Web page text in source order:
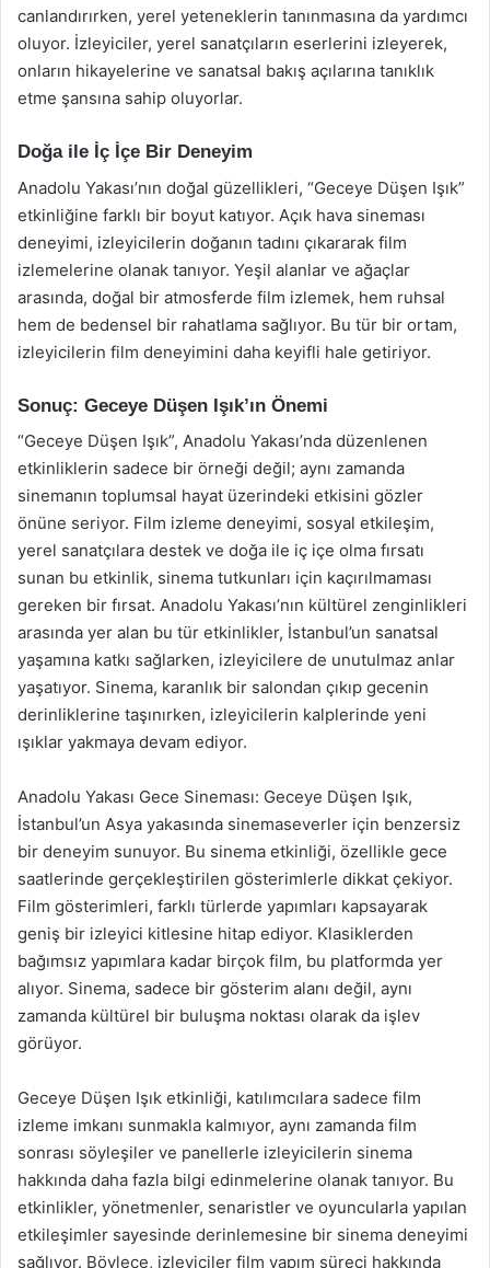
canlandırırken, yerel yeteneklerin tanınmasına da yardımcı
oluyor. İzleyiciler, yerel sanatçıların eserlerini izleyerek,
onların hikayelerine ve sanatsal bakış açılarına tanıklık
etme şansına sahip oluyorlar.
Doğa ile İç İçe Bir Deneyim
Anadolu Yakası’nın doğal güzellikleri, “Geceye Düşen Işık”
etkinliğine farklı bir boyut katıyor. Açık hava sineması
deneyimi, izleyicilerin doğanın tadını çıkararak film
izlemelerine olanak tanıyor. Yeşil alanlar ve ağaçlar
arasında, doğal bir atmosferde film izlemek, hem ruhsal
hem de bedensel bir rahatlama sağlıyor. Bu tür bir ortam,
izleyicilerin film deneyimini daha keyifli hale getiriyor.
Sonuç: Geceye Düşen Işık’ın Önemi
“Geceye Düşen Işık”, Anadolu Yakası’nda düzenlenen
etkinliklerin sadece bir örneği değil; aynı zamanda
sinemanın toplumsal hayat üzerindeki etkisini gözler
önüne seriyor. Film izleme deneyimi, sosyal etkileşim,
yerel sanatçılara destek ve doğa ile iç içe olma fırsatı
sunan bu etkinlik, sinema tutkunları için kaçırılmaması
gereken bir fırsat. Anadolu Yakası’nın kültürel zenginlikleri
arasında yer alan bu tür etkinlikler, İstanbul’un sanatsal
yaşamına katkı sağlarken, izleyicilere de unutulmaz anlar
yaşatıyor. Sinema, karanlık bir salondan çıkıp gecenin
derinliklerine taşınırken, izleyicilerin kalplerinde yeni
ışıklar yakmaya devam ediyor.
Anadolu Yakası Gece Sineması: Geceye Düşen Işık,
İstanbul’un Asya yakasında sinemaseverler için benzersiz
bir deneyim sunuyor. Bu sinema etkinliği, özellikle gece
saatlerinde gerçekleştirilen gösterimlerle dikkat çekiyor.
Film gösterimleri, farklı türlerde yapımları kapsayarak
geniş bir izleyici kitlesine hitap ediyor. Klasiklerden
bağımsız yapımlara kadar birçok film, bu platformda yer
alıyor. Sinema, sadece bir gösterim alanı değil, aynı
zamanda kültürel bir buluşma noktası olarak da işlev
görüyor.
Geceye Düşen Işık etkinliği, katılımcılara sadece film
izleme imkanı sunmakla kalmıyor, aynı zamanda film
sonrası söyleşiler ve panellerle izleyicilerin sinema
hakkında daha fazla bilgi edinmelerine olanak tanıyor. Bu
etkinlikler, yönetmenler, senaristler ve oyuncularla yapılan
etkileşimler sayesinde derinlemesine bir sinema deneyimi
sağlıyor. Böylece, izleyiciler film yapım süreci hakkında